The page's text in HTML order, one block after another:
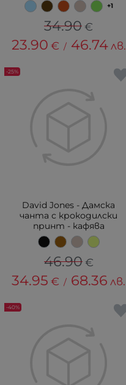
+1
34.90€
23.90 € / 46.74 лв.
David Jones - Дамска
чанта с крокодилски
принт - кафява
46.90 €
34.95 € / 68.36 лв.
-25%
-40%